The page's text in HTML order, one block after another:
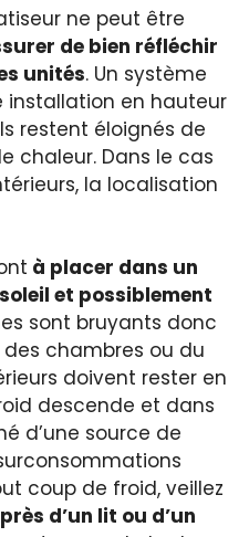
ne peut être
de bien réfléchir
unités. Un système
installation en hauteur
restent éloignés de
chaleur. Dans le cas
la localisation
à placer dans un
et possiblement
sont bruyants donc
chambres ou du
doivent rester en
descende et dans
d’une source de
coup de froid, veillez
d’un lit ou d’un